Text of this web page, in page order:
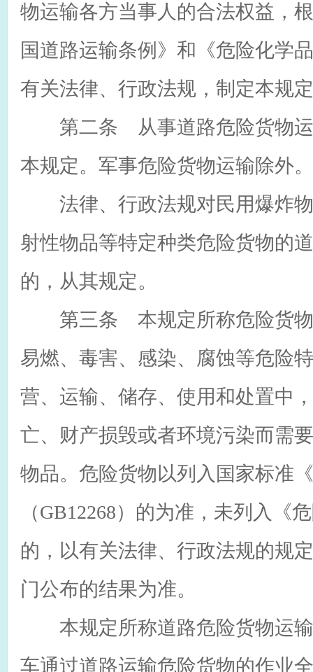
物运输各方当事人的合法权益，
国道路运输条例》和《危险化学
有关法律、行政法规，制定本规
第二条 从事道路危险货物运
本规定。军事危险货物运输除外。
法律、行政法规对民用爆炸物
射性物品等特定种类危险货物的
的，从其规定。
第三条 本规定所称危险货物
易燃、毒害、感染、腐蚀等危险
营、运输、储存、使用和处置中
亡、财产损毁或者环境污染而需
物品。危险货物以列入国家标准
（GB12268）的为准，未列入《
的，以有关法律、行政法规的规
门公布的结果为准。
本规定所称道路危险货物运输
车通过道路运输危险货物的作业